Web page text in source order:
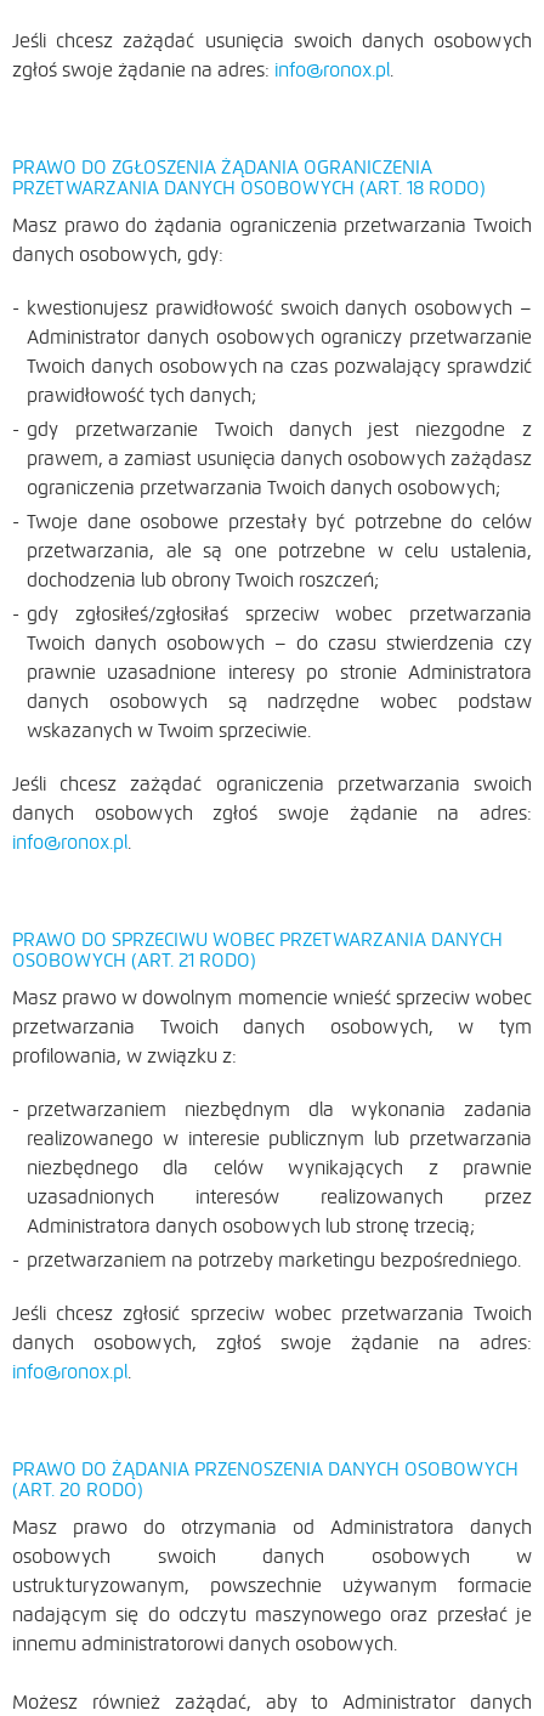
Jeśli chcesz zażądać usunięcia swoich danych osobowych
zgłoś swoje żądanie na adres: info@ronox.pl.
PRAWO DO ZGŁOSZENIA ŻĄDANIA OGRANICZENIA
PRZETWARZANIA DANYCH OSOBOWYCH (ART. 18 RODO)
Masz prawo do żądania ograniczenia przetwarzania Twoich
danych osobowych, gdy:
kwestionujesz prawidłowość swoich danych osobowych –
Administrator danych osobowych ograniczy przetwarzanie
Twoich danych osobowych na czas pozwalający sprawdzić
prawidłowość tych danych;
gdy przetwarzanie Twoich danych jest niezgodne z
prawem, a zamiast usunięcia danych osobowych zażądasz
ograniczenia przetwarzania Twoich danych osobowych;
Twoje dane osobowe przestały być potrzebne do celów
przetwarzania, ale są one potrzebne w celu ustalenia,
dochodzenia lub obrony Twoich roszczeń;
gdy zgłosiłeś/zgłosiłaś sprzeciw wobec przetwarzania
Twoich danych osobowych – do czasu stwierdzenia czy
prawnie uzasadnione interesy po stronie Administratora
danych osobowych są nadrzędne wobec podstaw
wskazanych w Twoim sprzeciwie.
Jeśli chcesz zażądać ograniczenia przetwarzania swoich
danych osobowych zgłoś swoje żądanie na adres:
info@ronox.pl.
PRAWO DO SPRZECIWU WOBEC PRZETWARZANIA DANYCH
OSOBOWYCH (ART. 21 RODO)
Masz prawo w dowolnym momencie wnieść sprzeciw wobec
przetwarzania Twoich danych osobowych, w tym
profilowania, w związku z:
przetwarzaniem niezbędnym dla wykonania zadania
realizowanego w interesie publicznym lub przetwarzania
niezbędnego dla celów wynikających z prawnie
uzasadnionych interesów realizowanych przez
Administratora danych osobowych lub stronę trzecią;
przetwarzaniem na potrzeby marketingu bezpośredniego.
Jeśli chcesz zgłosić sprzeciw wobec przetwarzania Twoich
danych osobowych, zgłoś swoje żądanie na adres:
info@ronox.pl.
PRAWO DO ŻĄDANIA PRZENOSZENIA DANYCH OSOBOWYCH
(ART. 20 RODO)
Masz prawo do otrzymania od Administratora danych
osobowych swoich danych osobowych w
ustrukturyzowanym, powszechnie używanym formacie
nadającym się do odczytu maszynowego oraz przesłać je
innemu administratorowi danych osobowych.
Możesz również zażądać, aby to Administrator danych